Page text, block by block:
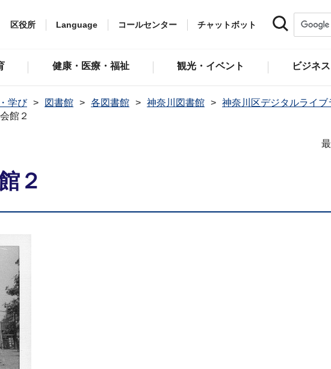
区役所 Language コールセンター チャットボット
健康・医療・福祉 観光・イベント ビジネス
学び 図書館 各図書館 神奈川図書館
神奈川区デジタルライブ
館２
２